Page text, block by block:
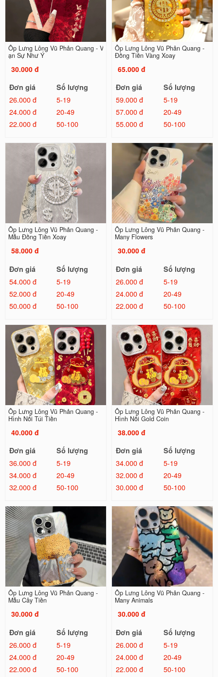
Ốp Lưng Lông Vũ Phản Quang - V
ạn Sự Như Ý
30.000 đ
Đơn giá
Số lượng
26.000 đ
5-19
24.000 đ
20-49
22.000 đ
50-100
Ốp Lưng Lông Vũ Phản Quang -
Đồng Tiền Vàng Xoay
65.000 đ
Đơn giá
Số lượng
59.000 đ
5-19
57.000 đ
20-49
55.000 đ
50-100
Ốp Lưng Lông Vũ Phản Quang -
Mẫu Đồng Tiền Xoay
58.000 đ
Đơn giá
Số lượng
54.000 đ
5-19
52.000 đ
20-49
50.000 đ
50-100
Ốp Lưng Lông Vũ Phản Quang -
Many Flowers
30.000 đ
Đơn giá
Số lượng
26.000 đ
5-19
24.000 đ
20-49
22.000 đ
50-100
Ốp Lưng Lông Vũ Phản Quang -
Hình Nổi Túi Tiền
40.000 đ
Đơn giá
Số lượng
36.000 đ
5-19
34.000 đ
20-49
32.000 đ
50-100
Ốp Lưng Lông Vũ Phản Quang -
Hình Nổi Gold Coin
38.000 đ
Đơn giá
Số lượng
34.000 đ
5-19
32.000 đ
20-49
30.000 đ
50-100
Ốp Lưng Lông Vũ Phản Quang -
Mẫu Cây Tiền
30.000 đ
Đơn giá
Số lượng
26.000 đ
5-19
24.000 đ
20-49
22.000 đ
50-100
Ốp Lưng Lông Vũ Phản Quang -
Many Animals
30.000 đ
Đơn giá
Số lượng
26.000 đ
5-19
24.000 đ
20-49
22.000 đ
50-100